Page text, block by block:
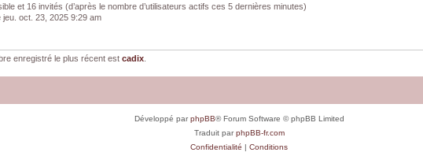
et 16 invités (d’après le nombre d’utilisateurs actifs ces 5 dernières minutes)
jeu. oct. 23, 2025 9:29 am
enregistré le plus récent est cadix
Développé parphpBB® Forum Software © phpBB Limited
Traduit parphpBB-fr.com
Confidentialité | Conditions